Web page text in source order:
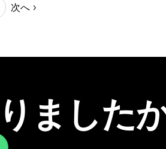
次へ
ました